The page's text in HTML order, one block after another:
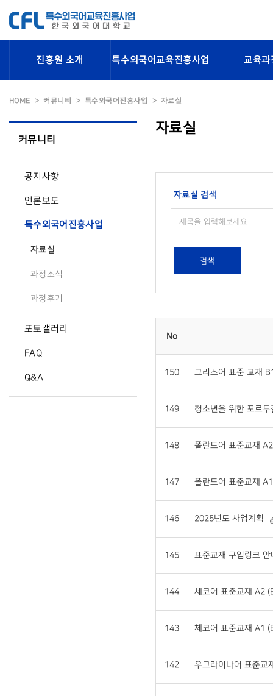
진흥원 소개 특수외국어교육진흥사업 교육과
HOME 커뮤니티 특수외국어진흥사업 자료실
커뮤니티
공지사항
언론보도
특수외국어진흥사업
자료실
과정소식
과정후기
포토갤러리
FAQ
Q&A
자료실
자료실 검색
검색
No
150 그리스어 표준 교재
149 청소년을 위한 포르
148 폴란드어 표준교재
147 폴란드어 표준교재
146 2025년도 사업계획
145 표준교재 구입링크 안
144 체코어 표준교재 A2
143 체코어 표준교재 A1
142 우크라이나어 표준교